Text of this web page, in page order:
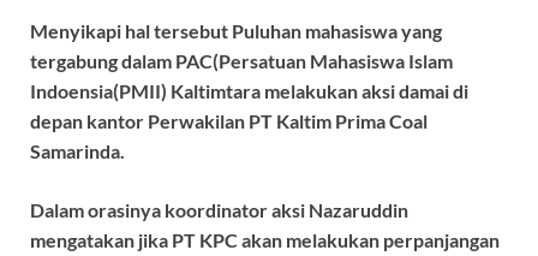
Menyikapi hal tersebut Puluhan mahasiswa yang
tergabung dalam PAC(Persatuan Mahasiswa Islam
Indoensia(PMII) Kaltimtara melakukan aksi damai di
depan kantor Perwakilan PT Kaltim Prima Coal
Samarinda.
Dalam orasinya koordinator aksi Nazaruddin
mengatakan jika PT KPC akan melakukan perpanjangan